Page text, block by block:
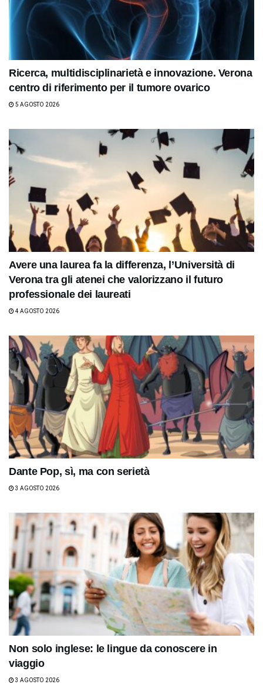
Ricerca, multidisciplinarietà e innovazione. Verona
centro di riferimento per il tumore ovarico
5 AGOSTO 2026
Avere una laurea fa la differenza, l’Università di
Verona tra gli atenei che valorizzano il futuro
professionale dei laureati
4 AGOSTO 2026
Dante Pop, sì, ma con serietà
3 AGOSTO 2026
Non solo inglese: le lingue da conoscere in
viaggio
3 AGOSTO 2026